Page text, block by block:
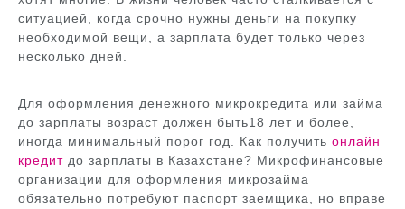
ситуацией, когда срочно нужны деньги на покупку
необходимой вещи, а зарплата будет только через
несколько дней.
Для оформления денежного микрокредита или займа
до зарплаты возраст должен быть18 лет и более,
иногда минимальный порог год. Как получить онлайн
кредит до зарплаты в Казахстане? Микрофинансовые
организации для оформления микрозайма
обязательно потребуют паспорт заемщика, но вправе